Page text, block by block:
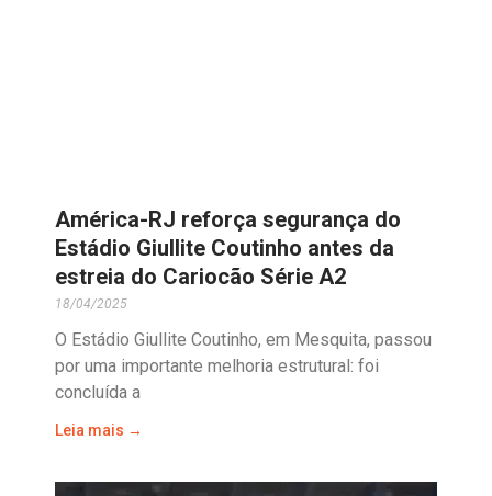
América-RJ reforça segurança do
Estádio Giullite Coutinho antes da
estreia do Cariocão Série A2
18/04/2025
O Estádio Giullite Coutinho, em Mesquita, passou
por uma importante melhoria estrutural: foi
concluída a
Leia mais →